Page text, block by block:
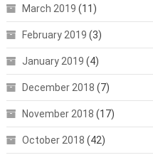
March 2019 (11)
February 2019 (3)
January 2019 (4)
December 2018 (7)
November 2018 (17)
October 2018 (42)